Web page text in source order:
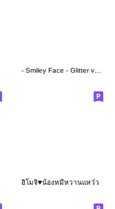
- Smiley Face - Glitter version
อิโมจิ♥น้องหมีหวานแหว๋ว